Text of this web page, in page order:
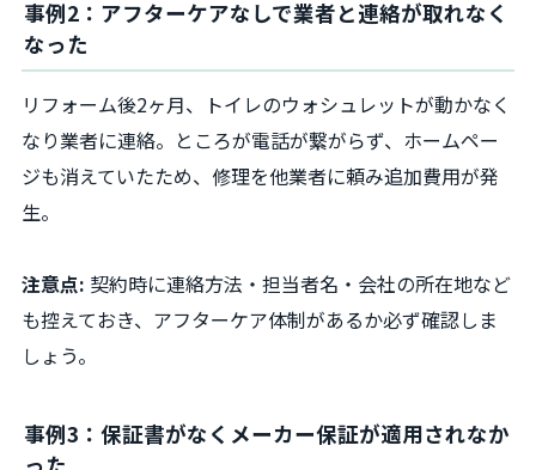
事例2：アフターケアなしで業者と連絡が取れなく
なった
リフォーム後2ヶ月、トイレのウォシュレットが動かなく
なり業者に連絡。ところが電話が繋がらず、ホームペー
ジも消えていたため、修理を他業者に頼み追加費用が発
生。
注意点: 契約時に連絡方法・担当者名・会社の所在地など
も控えておき、アフターケア体制があるか必ず確認しま
しょう。
事例3：保証書がなくメーカー保証が適用されなか
った